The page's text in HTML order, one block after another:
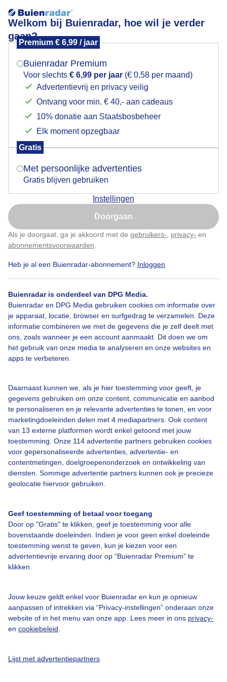
Welkom bij Buienradar, hoe wil je verder
gaan?
Premium € 6,99 / jaar
Buienradar Premium
Voor slechts € 6,99 per jaar (€ 0,58 per maand)
Advertentievrij en privacy veilig
Ontvang voor min. € 40,- aan cadeaus
10% donatie aan Staatsbosbeheer
Elk moment opzegbaar
Gratis
Met persoonlijke advertenties
Gratis blijven gebruiken
Instellingen
Doorgaan
Als je doorgaat, ga je akkoord met de gebruikers- privacy- en
abonnementsvoorwaarden
Heb je al een Buienradar-abonnement? Inloggen
Buienradar is onderdeel van DPG Media.
Buienradar en DPG Media gebruiken cookies om informatie over
je apparaat, locatie, browser en surfgedrag te verzamelen. Deze
informatie combineren we met de gegevens die je zelf deelt met
ons, zoals wanneer je een account aanmaakt. Dit doen we om
het gebruik van onze media te analyseren en onze websites en
apps te verbeteren.
Daarnaast kunnen we, als je hier toestemming voor geeft, je
gegevens gebruiken om onze content, communicatie en aanbod
te personaliseren en je relevante advertenties te tonen, en voor
marketingdoeleinden delen met 4 mediapartners. Ook content
van 13 externe platformen wordt enkel getoond met jouw
toestemming. Onze 114 advertentie partners gebruiken cookies
voor gepersonaliseerde advertenties, advertentie- en
contentmetingen, doelgroepenonderzoek en ontwikkeling van
diensten. Sommige advertentie partners kunnen ook je precieze
geolocatie hiervoor gebruiken.
Geef toestemming of betaal voor toegang
Door op "Gratis" te klikken, geef je toestemming voor alle
bovenstaande doeleinden. Indien je voor geen enkel doeleinde
toestemming wenst te geven, kun je kiezen voor een
advertentievrije ervaring door op “Buienradar Premium” te
klikken.
Jouw keuze geldt enkel voor Buienradar en kun je opnieuw
aanpassen of intrekken via “Privacy-instellingen” onderaan onze
website of in het menu van onze app. Lees meer in ons privacy-
en cookiebeleid
Lijst met advertentiepartners
Vanmiddag volop zon
Door: Yvonne Raphael Gemaakt: 05-05-2025, 34x bekeken
Sloot Weiland Zon
Bekijk slideshow
Over Buienradar
Bedrijfsgegevens
Contact
Toegankelijkheid
Gebruikersvoorwaarden
Adverteren
Privacy beleid
Cookie beleid
Mogen we je locatie gebruiken voor het
Indien je hier nog geen akkoord op hebt gegeven,
verschijnt er zo een pop-up uit je browser waarin
Is goed, toon de popup
Nu niet, misschien later
Klik hierom dit aan te passen